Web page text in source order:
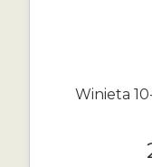
Winieta